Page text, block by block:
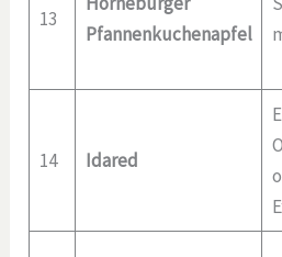
13
Pfannenkuchenapfel
14 Idared